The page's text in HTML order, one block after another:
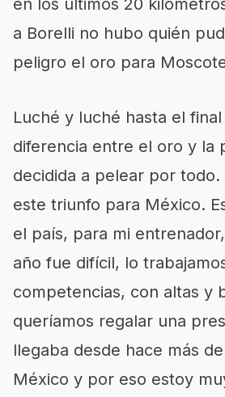
a Borelli no hubo quién
peligro el oro para
Luché y luché hasta el
diferencia entre el oro y la
decidida a pelear por
este triunfo para México.
el país, para mi
año fue difícil, lo
competencias, con altas y
queríamos regalar una
llegaba desde hace más
México y por eso estoy